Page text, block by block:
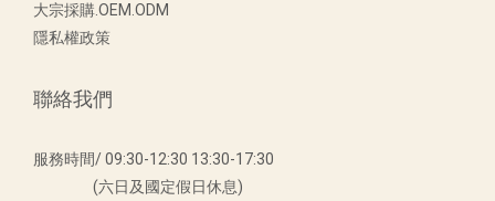
大宗採購.OEM.ODM
隱私權政策
聯絡我們
服務時間/ 09:30-12:30 13:30-17:30
(六日及國定假日休息)